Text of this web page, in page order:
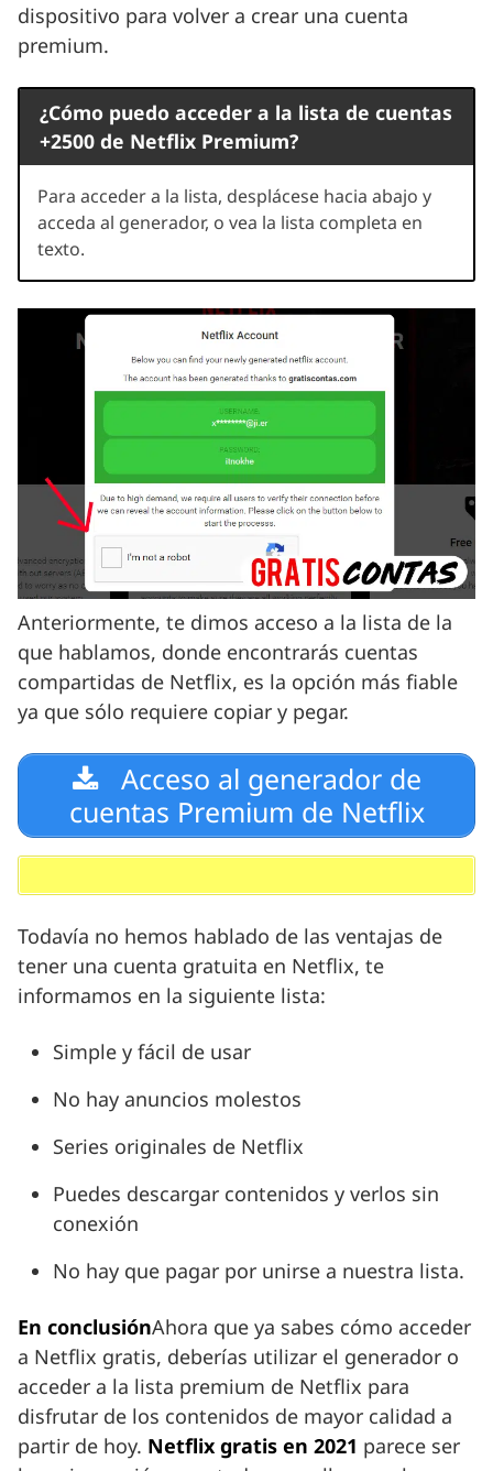
dispositivo para volver a crear una cuenta
premium.
¿Cómo puedo acceder a la lista de cuentas
+2500 de Netflix Premium?
Para acceder a la lista, desplácese hacia abajo y
acceda al generador, o vea la lista completa en
texto.
Anteriormente, te dimos acceso a la lista de la
que hablamos, donde encontrarás cuentas
compartidas de Netflix, es la opción más fiable
ya que sólo requiere copiar y pegar.
Acceso al generador de
cuentas Premium de Netflix
Todavía no hemos hablado de las ventajas de
tener una cuenta gratuita en Netflix, te
informamos en la siguiente lista:
Simple y fácil de usar
No hay anuncios molestos
Series originales de Netflix
Puedes descargar contenidos y verlos sin
conexión
No hay que pagar por unirse a nuestra lista.
En conclusiónAhora que ya sabes cómo acceder
a Netflix gratis, deberías utilizar el generador o
acceder a la lista premium de Netflix para
disfrutar de los contenidos de mayor calidad a
partir de hoy. Netflix gratis en 2021 parece ser